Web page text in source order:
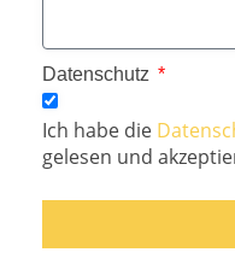
Datenschutz
Ich habe die
gelesen und